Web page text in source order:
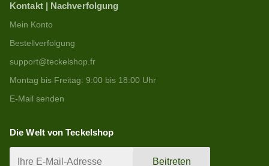
Kontakt | Nachverfolgung
Mein Konto
Bestellverfolgung
support@teckelshop.fr
Montag bis Freitag: 9:00 bis 18:00 Uhr
E-Mail senden
Die Welt von Teckelshop
Beitreten